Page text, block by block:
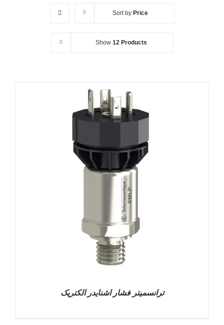
Sort by Price
Show 12 Products
ترانسمیتر فشار اشنایدر الکتریک